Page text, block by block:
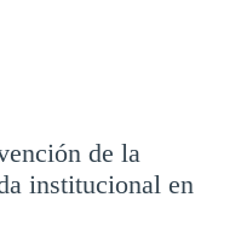
de la
institucional en